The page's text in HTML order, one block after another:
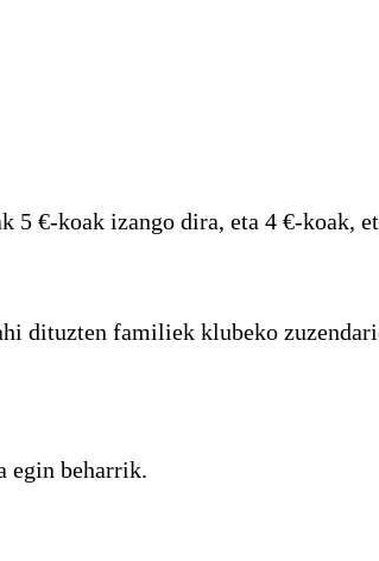
€-koak izango dira, eta 4 €-koak,
dituzten familiek klubeko
egin beharrik.